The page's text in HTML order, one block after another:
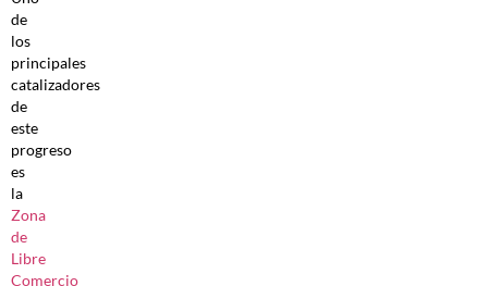
de
los
principales
catalizadores
de
este
progreso
es
la
Zona
de
Libre
Comercio